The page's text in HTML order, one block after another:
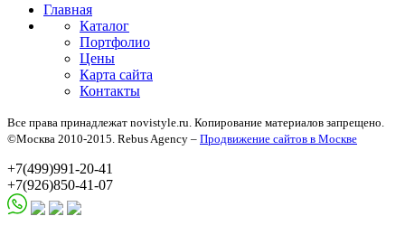
Главная
Каталог
Портфолио
Цены
Карта сайта
Контакты
Все права принадлежат novistyle.ru. Копирование материалов запрещено.
©Москва 2010-2015. Rebus Agency – Продвижение сайтов в Москве
+7(499)991-20-41
+7(926)850-41-07